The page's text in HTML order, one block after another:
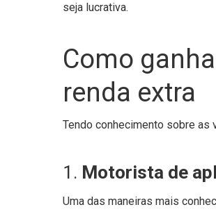
seja lucrativa.
Como
renda extra
Tendo conhecimento sobre as
1. Motorista de
Uma das maneiras mais